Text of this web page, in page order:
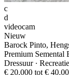
c
d
videocam
Nieuw
Barock Pinto,
Premium Semental
Dressuur ·
€ 20.000 tot €